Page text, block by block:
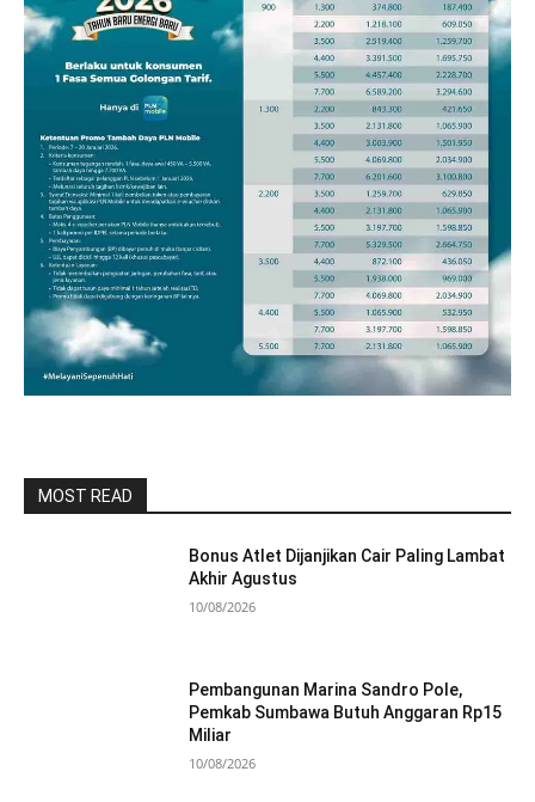
MOST READ
Bonus Atlet Dijanjikan Cair Paling Lambat
Akhir Agustus
10/08/2026
Pembangunan Marina Sandro Pole,
Pemkab Sumbawa Butuh Anggaran Rp15
Miliar
10/08/2026